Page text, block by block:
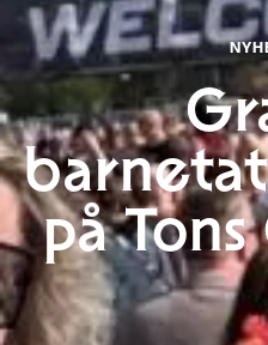
på
INSTAGRAM
FACEBOOK
TIKTOK
Til toppen